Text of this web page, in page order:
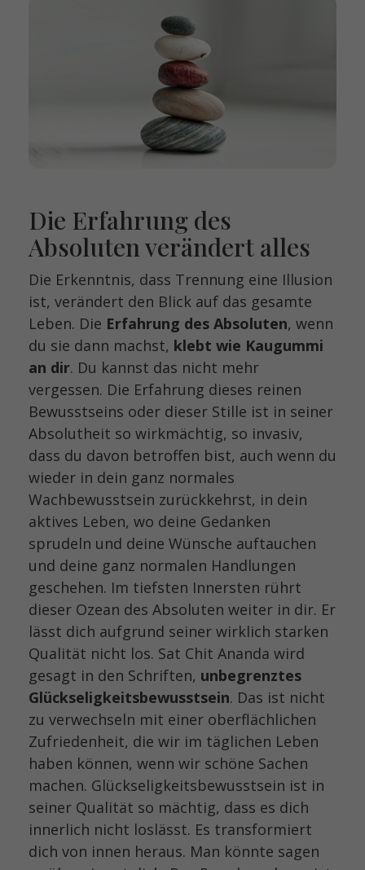
Die Erfahrung des
Absoluten verändert alles
Die Erkenntnis, dass Trennung eine Illusion
ist, verändert den Blick auf das gesamte
Leben. Die Erfahrung des Absoluten, wenn
du sie dann machst, klebt wie Kaugummi
an dir. Du kannst das nicht mehr
vergessen. Die Erfahrung dieses reinen
Bewusstseins oder dieser Stille ist in seiner
Absolutheit so wirkmächtig, so invasiv,
dass du davon betroffen bist, auch wenn du
wieder in dein ganz normales
Wachbewusstsein zurückkehrst, in dein
aktives Leben, wo deine Gedanken
sprudeln und deine Wünsche auftauchen
und deine ganz normalen Handlungen
geschehen. Im tiefsten Innersten rührt
dieser Ozean des Absoluten weiter in dir. Er
lässt dich aufgrund seiner wirklich starken
Qualität nicht los. Sat Chit Ananda wird
gesagt in den Schriften, unbegrenztes
Glückseligkeitsbewusstsein. Das ist nicht
zu verwechseln mit einer oberflächlichen
Zufriedenheit, die wir im täglichen Leben
haben können, wenn wir schöne Sachen
machen. Glückseligkeitsbewusstsein ist in
seiner Qualität so mächtig, dass es dich
innerlich nicht loslässt. Es transformiert
dich von innen heraus. Man könnte sagen